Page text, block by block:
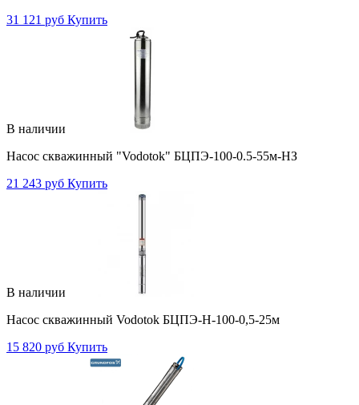
31 121 руб Купить
В наличии
Насос скважинный "Vodotok" БЦПЭ-100-0.5-55м-НЗ
21 243 руб Купить
В наличии
Насос скважинный Vodotok БЦПЭ-Н-100-0,5-25м
15 820 руб Купить